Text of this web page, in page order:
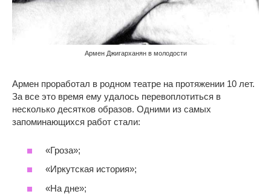
Армен Джигарханян в молодости
Армен проработал в родном театре на протяжении 10 лет.
За все это время ему удалось перевоплотиться в
несколько десятков образов. Одними из самых
запоминающихся работ стали:
«Гроза»;
«Иркутская история»;
«На дне»;